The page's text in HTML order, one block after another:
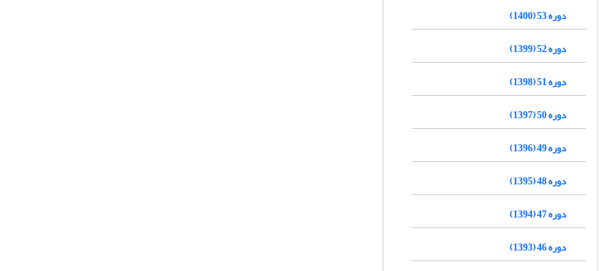
دوره 53 (1400)
دوره 52 (1399)
دوره 51 (1398)
دوره 50 (1397)
دوره 49 (1396)
دوره 48 (1395)
دوره 47 (1394)
دوره 46 (1393)